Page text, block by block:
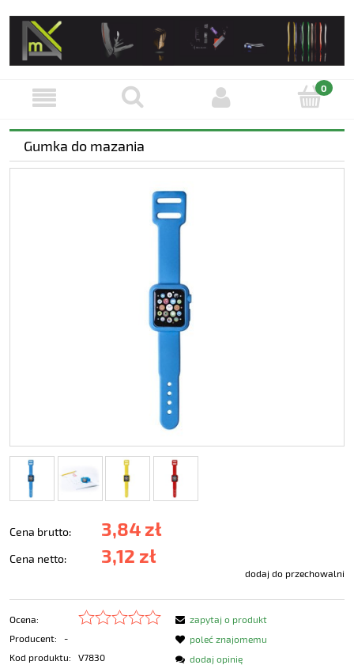
Gumka do mazania
Cena brutto: 3,84 zł
Cena netto: 3,12 zł
dodaj do przechowalni
Ocena:
Producent:
-
Kod produktu:
V7830
zapytaj o produkt
poleć znajomemu
dodaj opinię